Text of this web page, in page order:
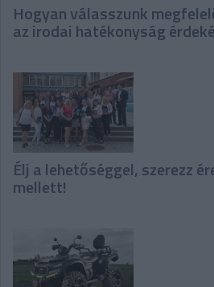
Hogyan válasszunk
az irodai hatékonyság
Élj a lehetőséggel, szerezz
mellett!